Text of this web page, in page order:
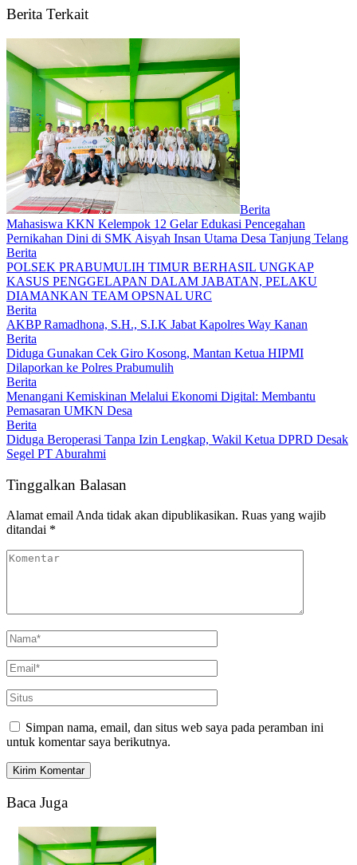
Berita Terkait
Berita
Mahasiswa KKN Kelempok 12 Gelar Edukasi Pencegahan
Pernikahan Dini di SMK Aisyah Insan Utama Desa Tanjung Telang
Berita
POLSEK PRABUMULIH TIMUR BERHASIL UNGKAP
KASUS PENGGELAPAN DALAM JABATAN, PELAKU
DIAMANKAN TEAM OPSNAL URC
Berita
AKBP Ramadhona, S.H., S.I.K Jabat Kapolres Way Kanan
Berita
Diduga Gunakan Cek Giro Kosong, Mantan Ketua HIPMI
Dilaporkan ke Polres Prabumulih
Berita
Menangani Kemiskinan Melalui Ekonomi Digital: Membantu
Pemasaran UMKN Desa
Berita
Diduga Beroperasi Tanpa Izin Lengkap, Wakil Ketua DPRD Desak
Segel PT Aburahmi
Tinggalkan Balasan
Alamat email Anda tidak akan dipublikasikan. Ruas yang wajib
ditandai *
Simpan nama, email, dan situs web saya pada peramban ini
untuk komentar saya berikutnya.
Baca Juga